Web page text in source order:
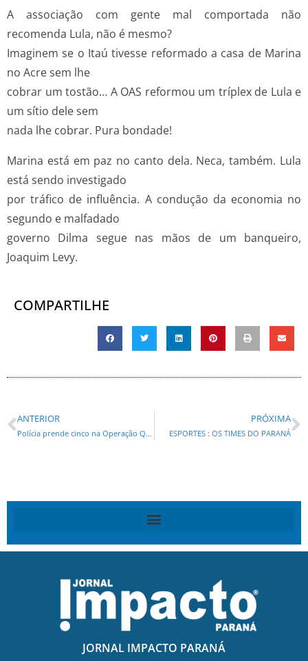
A associação com gente mal comportada não
recomenda Lula, não é mesmo?
Imaginem se o Itaú tivesse reformado a casa de Marina
no Acre sem lhe
cobrar um tostão… A OAS reformou um tríplex de Lula e
um sítio dele sem
nada lhe cobrar. Pura bondade!
Marina está em paz no canto dela. Neca, também. Lula
está sendo investigado
por tráfico de influência. A condução da economia no
segundo e malfadado
governo Dilma segue nas mãos de um banqueiro,
Joaquim Levy.
COMPARTILHE
ANTERIOR
Polícia prende cinco na Operação Quadro Negro
PRÓXIMA
ESPORTES : OS TIMES DO PARANÁ
JORNAL IMPACTO PARANÁ